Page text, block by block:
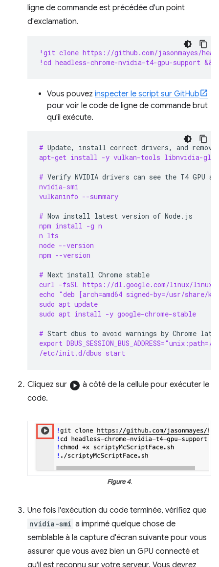
ligne de commande est précédée d'un point
d'exclamation.
!git clone https://github.com/jasonmayes/
!cd headless-chrome-nvidia-t4-gpu-support
Vous pouvez inspecter le script sur GitHub
pour voir le code de ligne de commande brut
qu'il exécute.
# Update, install correct drivers, and remove
apt-get install -y vulkan-tools libnvidia-gl-
# Verify NVIDIA drivers can see the T4 GPU
nvidia-smi
vulkaninfo --summary
# Now install latest version of
npm install -g n
n lts
node --version
npm --version
# Next install Chrome
curl -fsSL https://dl.google.com/linux/
echo "deb [arch=amd64 signed-by=/usr/
sudo apt update
sudo apt install -y google-chrome-stable
# Start dbus to avoid warnings by Chrome
export
/etc/init.d/dbus start
Cliquez sur play_circle à côté de la cellule pour exécuter le
code.
Figure 4.
Une fois l'exécution du code terminée, vérifiez que
nvidia-smi a imprimé quelque chose de
semblable à la capture d'écran suivante pour vous
assurer que vous avez bien un GPU connecté et